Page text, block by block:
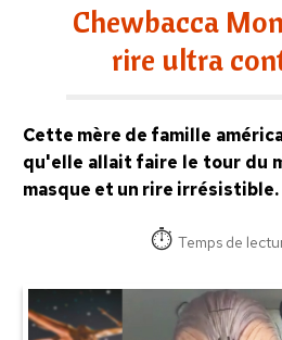
Chewbacca
rire ultra
Cette mère de famille
qu'elle allait faire le tour du
masque et un rire irrésistible.
Temps de